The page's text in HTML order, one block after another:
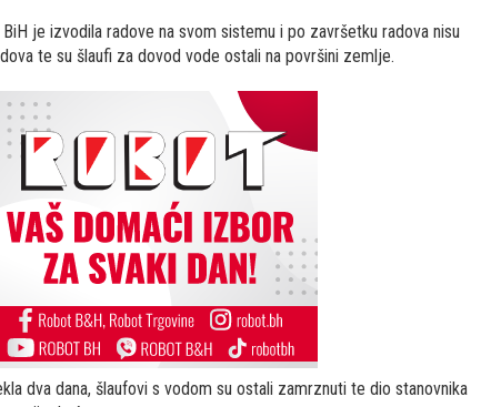
je izvodila radove na svom sistemu i po završetku radova nisu
te su šlaufi za dovod vode ostali na površini zemlje.
dva dana, šlaufovi s vodom su ostali zamrznuti te dio stanovnika